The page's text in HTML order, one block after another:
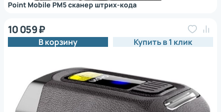
Point Mobile PM5 сканер штрих-кода
10 059 ₽
В корзину Купить в 1 клик